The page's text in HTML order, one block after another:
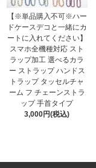
【※単品購入不可※ハー
ドケースデコと一緒にカ
ートに入れてください】
スマホ全機種対応 スト
ラップ加工 選べるカラ
ー ストラップ ハンドス
トラップ タッセルチャ
ーム フ チェーンストラ
ップ 手首タイプ
3,000円(税込)